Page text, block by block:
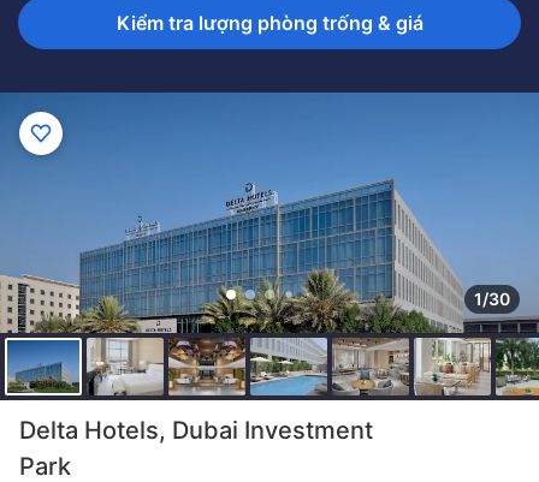
Kiểm tra lượng phòng trống & giá
1/30
Delta Hotels, Dubai Investment
Park